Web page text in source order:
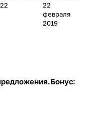
лица
22
февраля
2019
Бонус: